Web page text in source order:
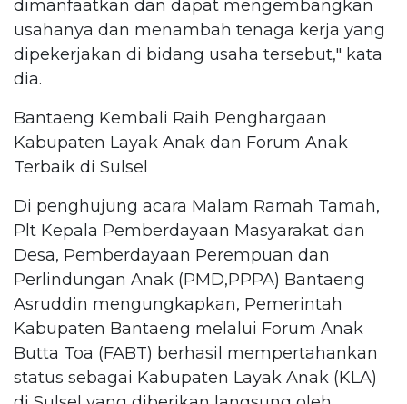
dimanfaatkan dan dapat mengembangkan
usahanya dan menambah tenaga kerja yang
dipekerjakan di bidang usaha tersebut," kata
dia.
Bantaeng Kembali Raih Penghargaan
Kabupaten Layak Anak dan Forum Anak
Terbaik di Sulsel
Di penghujung acara Malam Ramah Tamah,
Plt Kepala Pemberdayaan Masyarakat dan
Desa, Pemberdayaan Perempuan dan
Perlindungan Anak (PMD,PPPA) Bantaeng
Asruddin mengungkapkan, Pemerintah
Kabupaten Bantaeng melalui Forum Anak
Butta Toa (FABT) berhasil mempertahankan
status sebagai Kabupaten Layak Anak (KLA)